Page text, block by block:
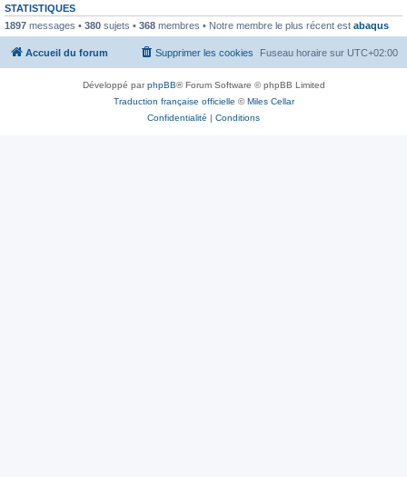
STATISTIQUES
1897 messages • 380 sujets • 368 membres • Notre membre le plus récent est abaqus
Accueil du forum Fuseau horaire sur UTC+02:00
Supprimer les cookies
Développé parphpBB® Forum Software © phpBB Limited
Traduction française officielle ©Miles Cellar
Confidentialité | Conditions